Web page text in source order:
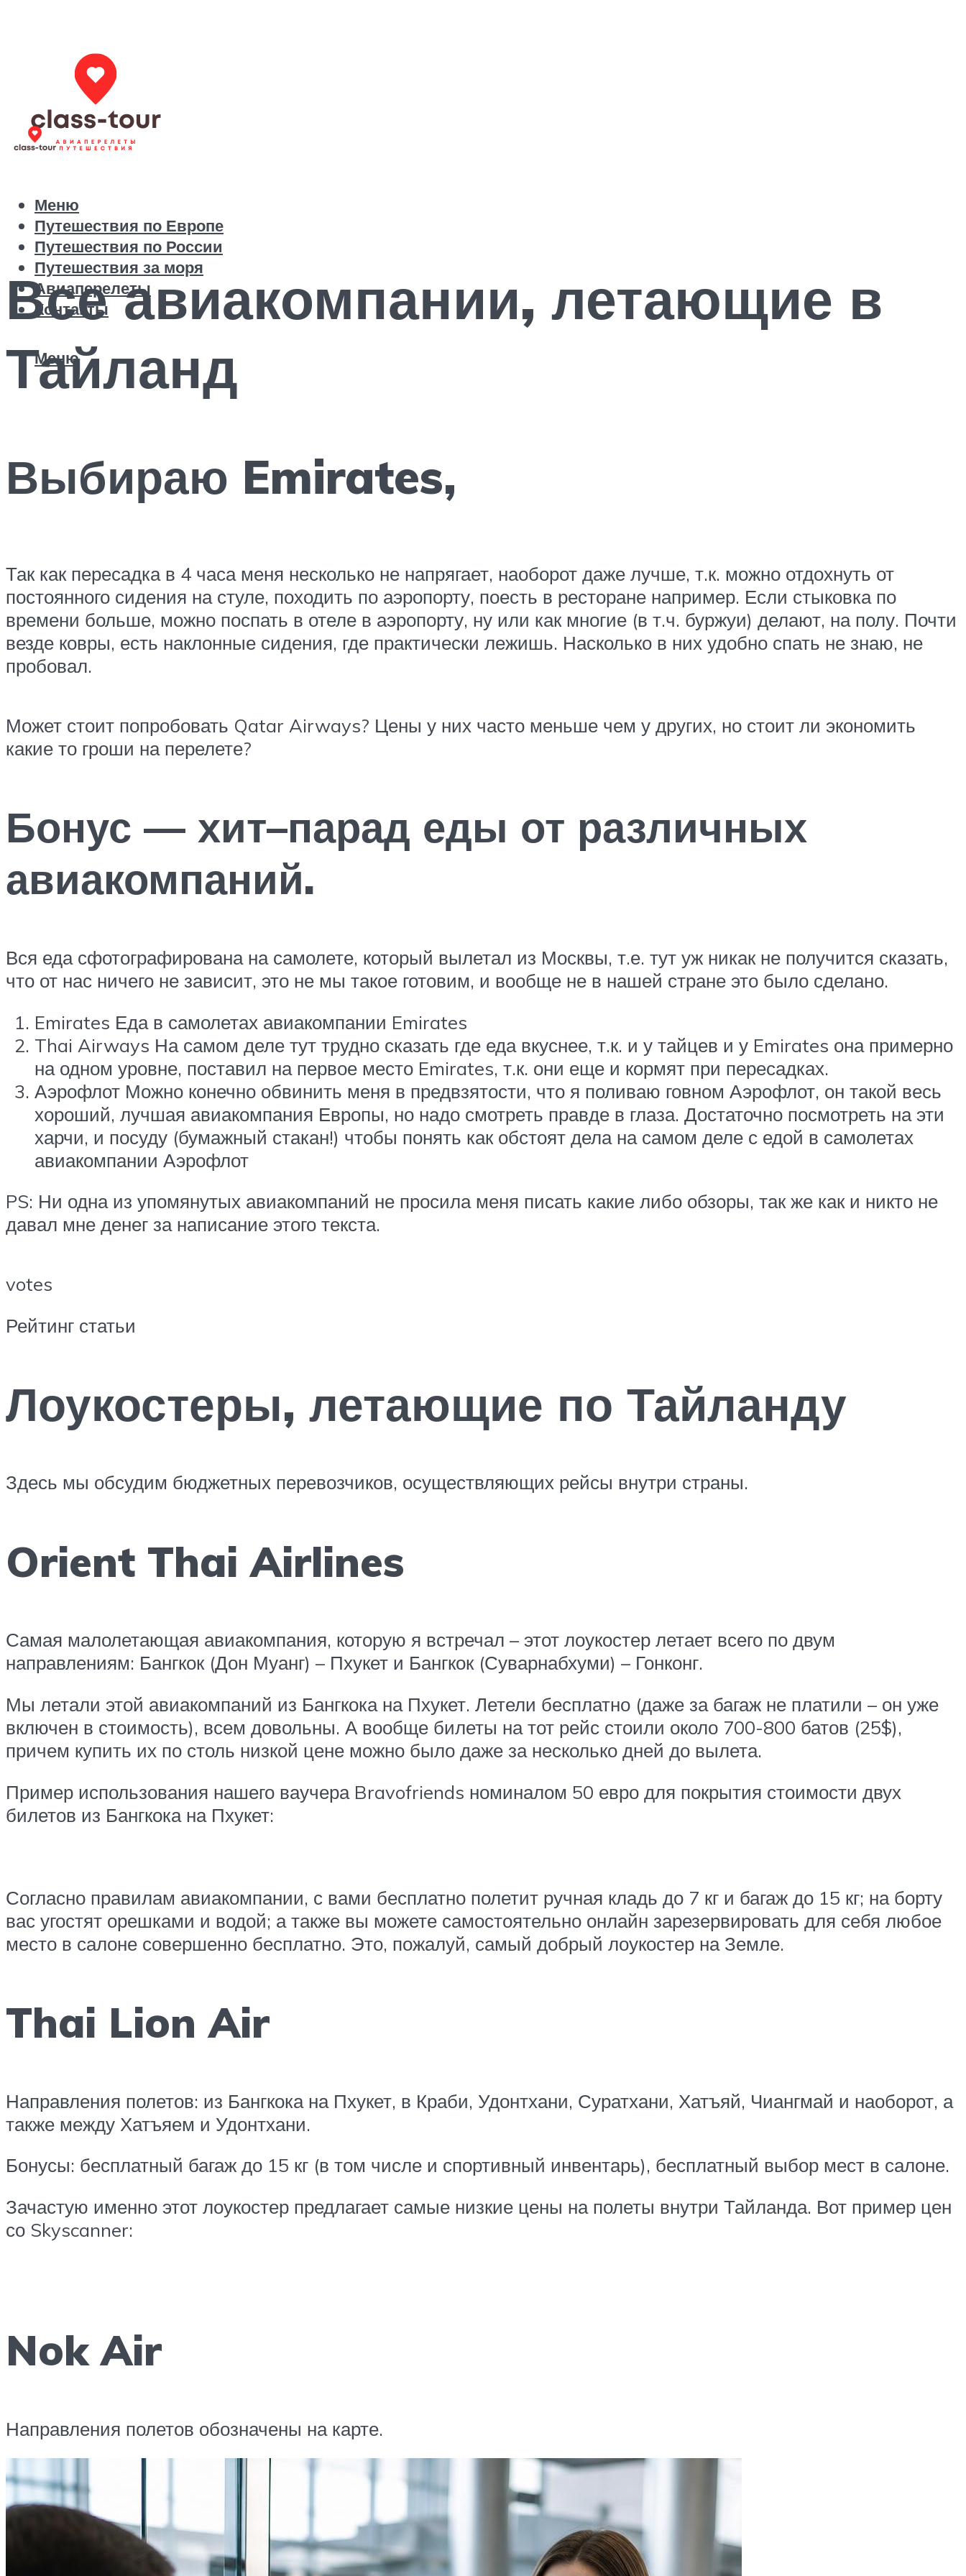
Путешествия по Европе
Путешествия по России
Путешествия за моря
Авиаперелеты
Контакты
Меню
Меню
Все авиакомпании, летающие в
Тайланд
Выбираю Emirates,
Так как пересадка в 4 часа меня несколько не напрягает, наоборот даже лучше, т.к. можно отдохнуть от
постоянного сидения на стуле, походить по аэропорту, поесть в ресторане например. Если стыковка по
времени больше, можно поспать в отеле в аэропорту, ну или как многие (в т.ч. буржуи) делают, на полу. Почти
везде ковры, есть наклонные сидения, где практически лежишь. Насколько в них удобно спать не знаю, не
пробовал.
Может стоит попробовать Qatar Airways? Цены у них часто меньше чем у других, но стоит ли экономить
какие то гроши на перелете?
Бонус — хит–парад еды от различных
авиакомпаний.
Вся еда сфотографирована на самолете, который вылетал из Москвы, т.е. тут уж никак не получится сказать,
что от нас ничего не зависит, это не мы такое готовим, и вообще не в нашей стране это было сделано.
Emirates Еда в самолетах авиакомпании Emirates
Thai Airways На самом деле тут трудно сказать где еда вкуснее, т.к. и у тайцев и у Emirates она примерно
на одном уровне, поставил на первое место Emirates, т.к. они еще и кормят при пересадках.
Аэрофлот Можно конечно обвинить меня в предвзятости, что я поливаю говном Аэрофлот, он такой весь
хороший, лучшая авиакомпания Европы, но надо смотреть правде в глаза. Достаточно посмотреть на эти
харчи, и посуду (бумажный стакан!) чтобы понять как обстоят дела на самом деле с едой в самолетах
авиакомпании Аэрофлот
PS: Ни одна из упомянутых авиакомпаний не просила меня писать какие либо обзоры, так же как и никто не
давал мне денег за написание этого текста.
votes
Рейтинг статьи
Лоукостеры, летающие по Тайланду
Здесь мы обсудим бюджетных перевозчиков, осуществляющих рейсы внутри страны.
Orient Thai Airlines
Самая малолетающая авиакомпания, которую я встречал – этот лоукостер летает всего по двум
направлениям: Бангкок (Дон Муанг) – Пхукет и Бангкок (Суварнабхуми) – Гонконг.
Мы летали этой авиакомпаний из Бангкока на Пхукет. Летели бесплатно (даже за багаж не платили – он уже
включен в стоимость), всем довольны. А вообще билеты на тот рейс стоили около 700-800 батов (25$),
причем купить их по столь низкой цене можно было даже за несколько дней до вылета.
Пример использования нашего ваучера Bravofriends номиналом 50 евро для покрытия стоимости двух
билетов из Бангкока на Пхукет:
Согласно правилам авиакомпании, с вами бесплатно полетит ручная кладь до 7 кг и багаж до 15 кг; на борту
вас угостят орешками и водой; а также вы можете самостоятельно онлайн зарезервировать для себя любое
место в салоне совершенно бесплатно. Это, пожалуй, самый добрый лоукостер на Земле.
Thai Lion Air
Направления полетов: из Бангкока на Пхукет, в Краби, Удонтхани, Суратхани, Хатъяй, Чиангмай и наоборот, а
также между Хатъяем и Удонтхани.
Бонусы: бесплатный багаж до 15 кг (в том числе и спортивный инвентарь), бесплатный выбор мест в салоне.
Зачастую именно этот лоукостер предлагает самые низкие цены на полеты внутри Тайланда. Вот пример цен
со Skyscanner:
Nok Air
Направления полетов обозначены на карте.